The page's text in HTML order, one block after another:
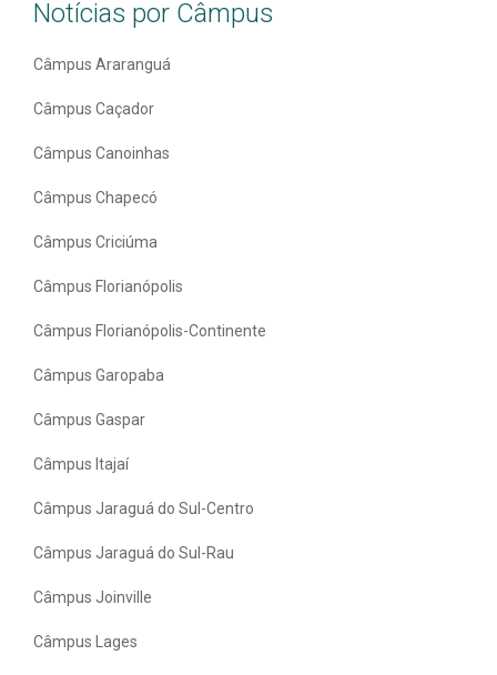
Notícias por Câmpus
Câmpus Araranguá
Câmpus Caçador
Câmpus Canoinhas
Câmpus Chapecó
Câmpus Criciúma
Câmpus Florianópolis
Câmpus Florianópolis-Continente
Câmpus Garopaba
Câmpus Gaspar
Câmpus Itajaí
Câmpus Jaraguá do Sul-Centro
Câmpus Jaraguá do Sul-Rau
Câmpus Joinville
Câmpus Lages